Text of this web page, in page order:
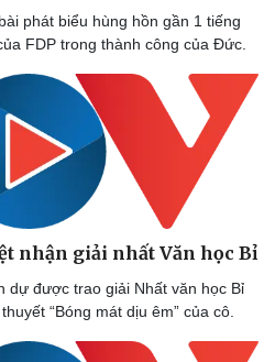
phát biểu hùng hồn gần 1 tiếng
FDP trong thành công của Đức.
nhận giải nhất Văn học Bỉ
dự được trao giải Nhất văn học Bỉ
“Bóng mát dịu êm” của cô.